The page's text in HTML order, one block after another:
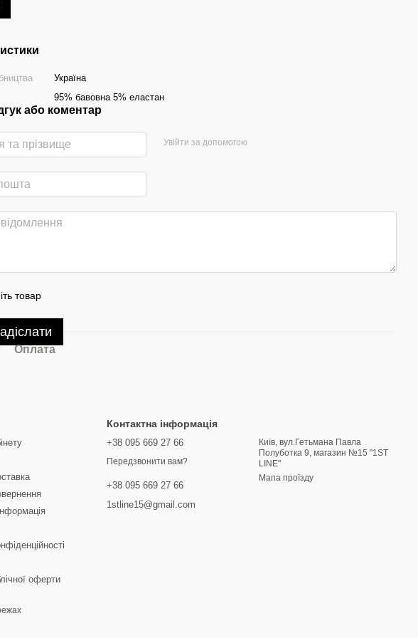
Україна
95% бавовна 5% еластан
або коментар
Увійти за допомогою
товар
Оплата
оферти
Контактна інформація
+38 095 669 27 66
Передзвонити вам?
+38 095 669 27 66
1stline15@gmail.com
Київ, вул.Гетьмана Павла
Полуботка 9, магазин №15 "1ST
LINE"
Мапа проїзду